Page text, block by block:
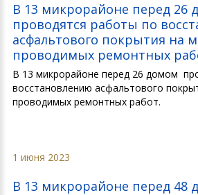
В 13 микрорайоне перед 26
проводятся работы по
асфальтового покрытия на
проводимых ремонтных
В 13 микрорайоне перед 26 домом
восстановлению асфальтового
проводимых ремонтных работ.
1 июня 2023
В 13 микрорайоне перед 48